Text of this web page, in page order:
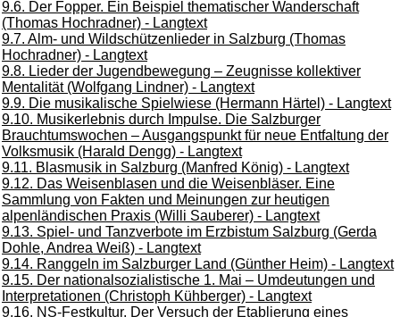
9.6. Der Fopper. Ein Beispiel thematischer Wanderschaft
(Thomas Hochradner) - Langtext
9.7. Alm- und Wildschützenlieder in Salzburg (Thomas
Hochradner) - Langtext
9.8. Lieder der Jugendbewegung – Zeugnisse kollektiver
Mentalität (Wolfgang Lindner) - Langtext
9.9. Die musikalische Spielwiese (Hermann Härtel) - Langtext
9.10. Musikerlebnis durch Impulse. Die Salzburger
Brauchtumswochen – Ausgangspunkt für neue Entfaltung der
Volksmusik (Harald Dengg) - Langtext
9.11. Blasmusik in Salzburg (Manfred König) - Langtext
9.12. Das Weisenblasen und die Weisenbläser. Eine
Sammlung von Fakten und Meinungen zur heutigen
alpenländischen Praxis (Willi Sauberer) - Langtext
9.13. Spiel- und Tanzverbote im Erzbistum Salzburg (Gerda
Dohle, Andrea Weiß) - Langtext
9.14. Ranggeln im Salzburger Land (Günther Heim) - Langtext
9.15. Der nationalsozialistische 1. Mai – Umdeutungen und
Interpretationen (Christoph Kühberger) - Langtext
9.16. NS-Festkultur. Der Versuch der Etablierung eines